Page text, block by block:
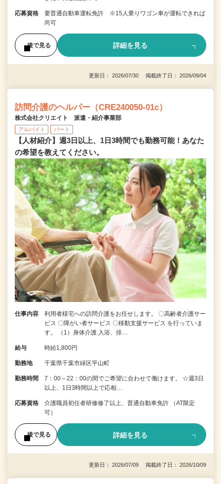
応募資格
要普通自動車運転免許 ※15人乗りワゴン車が運転できれば
尚可
後で見る 詳細を見る
更新日： 2026/07/30 掲載終了日： 2026/09/04
訪問介護のヘルパー（CRE240050-01c）
株式会社クリエイト 派遣・紹介事業部
アルバイト パート
【人材紹介】週3日以上、1日3時間でも勤務可能！あなた
の希望を教えてください。
仕事内容
利用者様宅への訪問介護をお任せします。 〇高齢者介護サー
ビス 〇障がい者サービス 〇移動支援サービス を行っていま
す。 （1）身体介護 入浴、排…
給与 時給1,800円
勤務地 千葉県千葉市緑区平山町
勤務時間
7：00～22：00の間でご希望に合わせて働けます。 ☆週3日
以上、1日3時間以上で応相…
応募資格
介護職員初任者研修修了以上、普通自動車免許 （AT限定
可）
後で見る 詳細を見る
更新日： 2026/07/09 掲載終了日： 2026/10/09